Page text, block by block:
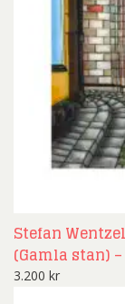
Stefan
(Gamla stan)
3.200 kr